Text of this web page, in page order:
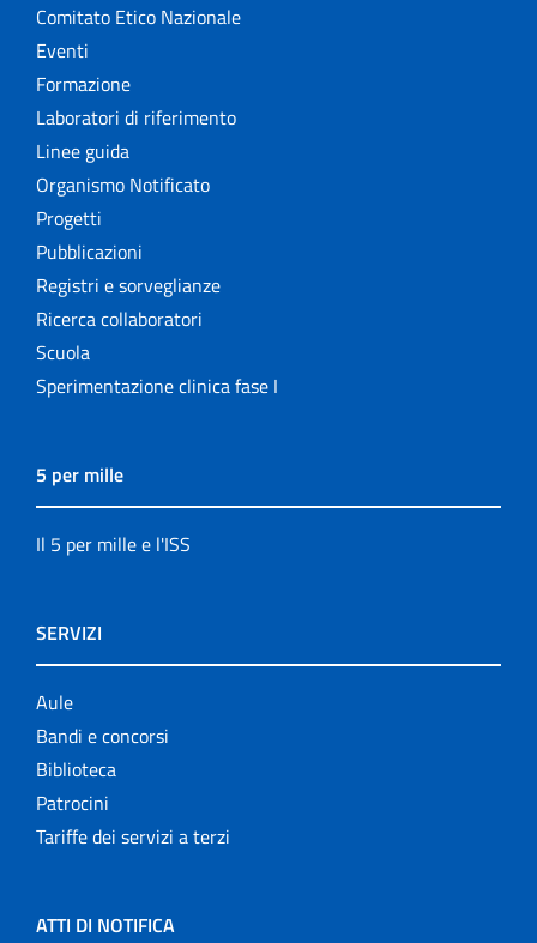
Comitato Etico Nazionale
Eventi
Formazione
Laboratori di riferimento
Linee guida
Organismo Notificato
Progetti
Pubblicazioni
Registri e sorveglianze
Ricerca collaboratori
Scuola
Sperimentazione clinica fase I
5 per mille
Il 5 per mille e l'ISS
SERVIZI
Aule
Bandi e concorsi
Biblioteca
Patrocini
Tariffe dei servizi a terzi
ATTI DI NOTIFICA